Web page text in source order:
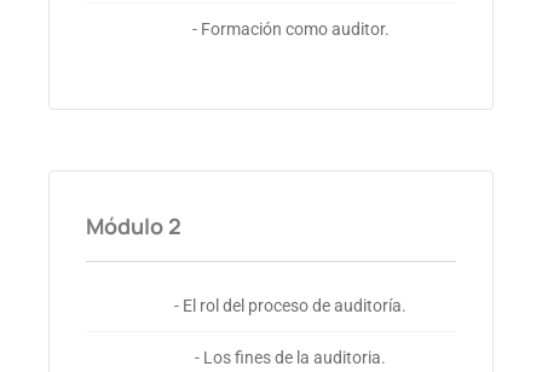
- Formación como auditor.
Módulo 2
- El rol del proceso de auditoría.
- Los fines de la auditoria.